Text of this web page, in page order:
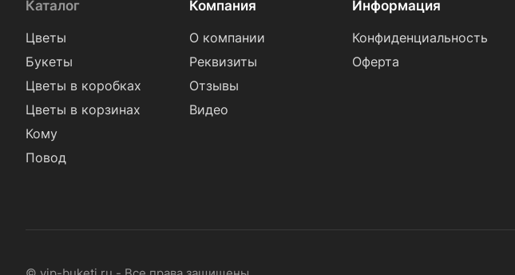
Каталог
Цветы
Букеты
Цветы в коробках
Цветы в корзинах
Кому
Повод
Компания
О компании
Реквизиты
Отзывы
Видео
Информация
Конфиденциальность
Оферта